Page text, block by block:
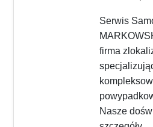
Serwis
firma
Nasze